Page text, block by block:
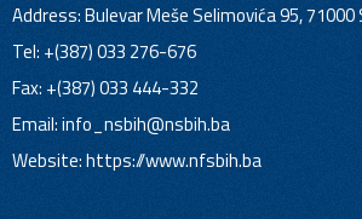
Address: Bulevar Meše Selimovića 95, 71000
Tel: +(387) 033 276-676
Fax: +(387) 033 444-332
Email:info_nsbih@nsbih.ba
Website: https://www.nfsbih.ba